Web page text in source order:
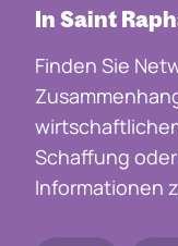
In Saint
Finden Sie
Schaffung
Informationen